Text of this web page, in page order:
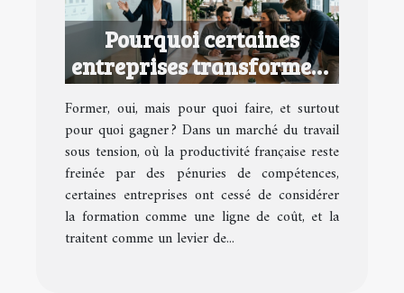
Pourquoi certaines
entreprises transforment
la formation en avantage
concurrentiel
Former, oui, mais pour quoi faire, et surtout
pour quoi gagner ? Dans un marché du travail
sous tension, où la productivité française reste
freinée par des pénuries de compétences,
certaines entreprises ont cessé de considérer
la formation comme une ligne de coût, et la
traitent comme un levier de...